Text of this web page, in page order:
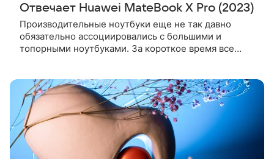
Отвечает Huawei MateBook X Pro (2023)
Производительные ноутбуки еще не так давно
обязательно ассоциировались с большими и
топорными ноутбуками. За короткое время все